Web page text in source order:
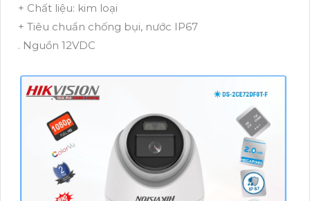
+ Chất liệu: kim loại
+ Tiêu chuẩn chống bụi, nước IP67
. Nguồn 12VDC